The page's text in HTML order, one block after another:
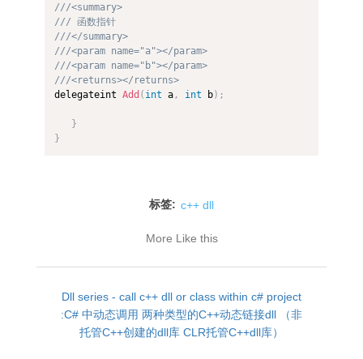
///<summary>
/// 函数指针
///</summary>
///<param name="a"></param>
///<param name="b"></param>
///<returns></returns>
delegateint Add ( int a , int b) ;
}
}
标签: c++ dll
More Like this
Dll series - call c++ dll or class within c# project
:C# 中动态调用 两种类型的C++动态链接dll （非
托管C++创建的dll库 CLR托管C++dll库）